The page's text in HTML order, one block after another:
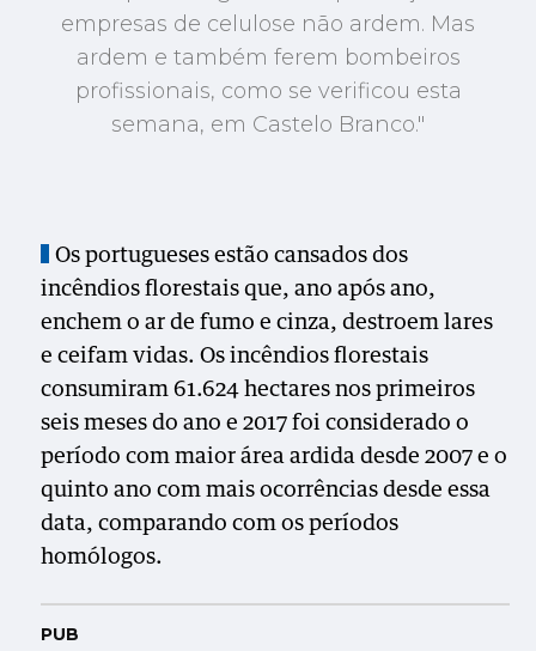
empresas de celulose não ardem. Mas
ardem e também ferem bombeiros
profissionais, como se verificou esta
semana, em Castelo Branco."
Os portugueses estão cansados dos
incêndios florestais que, ano após ano,
enchem o ar de fumo e cinza, destroem lares
e ceifam vidas. Os incêndios florestais
consumiram 61.624 hectares nos primeiros
seis meses do ano e 2017 foi considerado o
período com maior área ardida desde 2007 e o
quinto ano com mais ocorrências desde essa
data, comparando com os períodos
homólogos.
PUB